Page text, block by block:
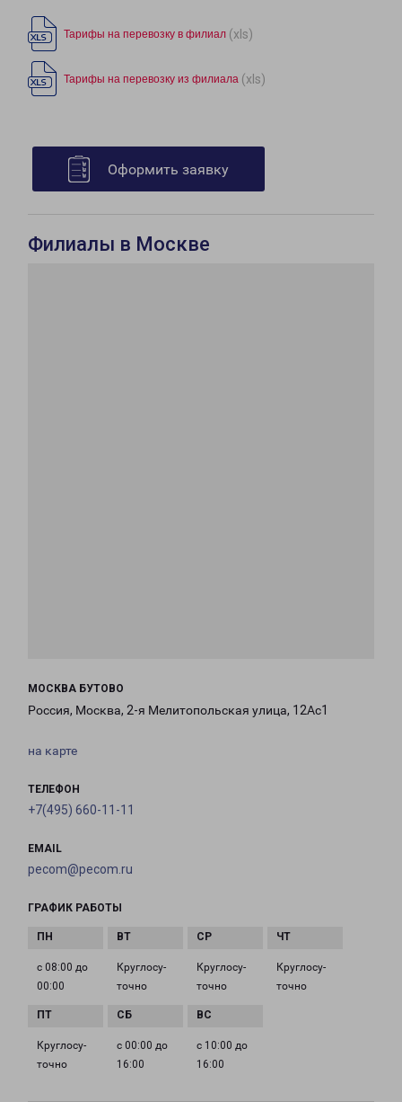
Тарифы на перевозку в филиал (xls)
Тарифы на перевозку из филиала (xls)
Оформить заявку
Филиалы в Москве
МОСКВА БУТОВО
Россия, Москва, 2-я Мелитопольская улица, 12Ас1
на карте
ТЕЛЕФОН
+7(495) 660-11-11
EMAIL
pecom@pecom.ru
ГРАФИК РАБОТЫ
с 08:00 до
00:00
Круглосу­
точно
Круглосу­
точно
Круглосу­
точно
Круглосу­
точно
с 00:00 до
16:00
с 10:00 до
16:00